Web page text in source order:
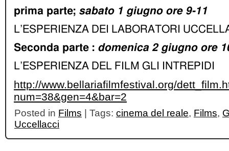
prima parte; sabato 1 giugno ore 9-11
L’ESPERIENZA DEI LABORATORI
Seconda parte : domenica 2 giugno ore
L’ESPERIENZA DEL FILM GLI INTREPIDI
http://www.bellariafilmfestival.org/
num=38&gen=4&bar=2
Posted in Films | Tags: cinema del reale, Films,
Uccellacci